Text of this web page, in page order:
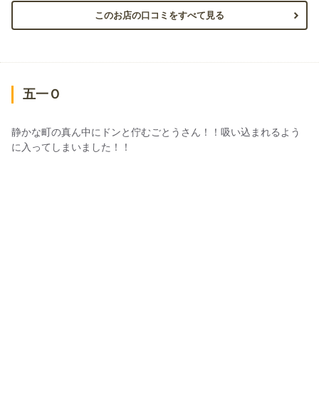
このお店の口コミをすべて見る
五一Ｏ
静かな町の真ん中にドンと佇むごとうさん！！吸い込まれるよう
に入ってしまいました！！